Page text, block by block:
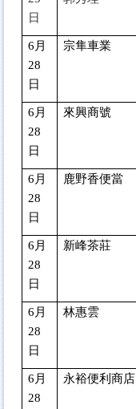
日
6 月
28
日
宗隼車業
6 月
28
日
來興商號
6 月
28
日
鹿野香便當
6 月
28
日
新峰茶莊
6 月
28
日
林惠雲
6 月
28
永裕便利商店